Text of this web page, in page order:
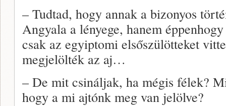
– Tudtad, hogy annak a bizonyos
Angyala a lényege, hanem
csak az egyiptomi elsőszülötteket
megjelölték az aj…
– De mit csináljak, ha mégis félek?
hogy a mi ajtónk meg van jelölve?